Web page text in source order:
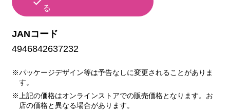
る
JANコード
4946842637232
※パッケージデザイン等は予告なしに変更されることがありま
す。
※上記の価格はオンラインストアでの販売価格となります。お
店の価格と異なる場合があります。